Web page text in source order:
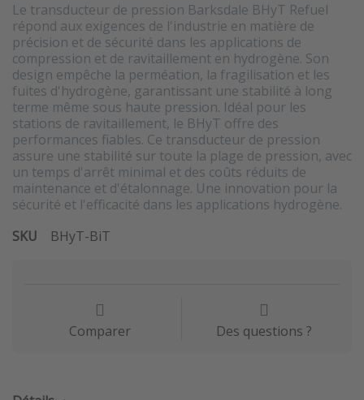
Le transducteur de pression Barksdale BHyT Refuel
répond aux exigences de l'industrie en matière de
précision et de sécurité dans les applications de
compression et de ravitaillement en hydrogène. Son
design empêche la perméation, la fragilisation et les
fuites d'hydrogène, garantissant une stabilité à long
terme même sous haute pression. Idéal pour les
stations de ravitaillement, le BHyT offre des
performances fiables. Ce transducteur de pression
assure une stabilité sur toute la plage de pression, avec
un temps d'arrêt minimal et des coûts réduits de
maintenance et d'étalonnage. Une innovation pour la
sécurité et l'efficacité dans les applications hydrogène.
SKU
BHyT-BiT
Comparer Des questions ?